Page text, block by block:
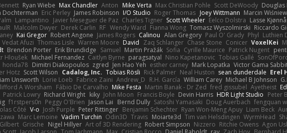
Ryan Wiebe Max Chandler Anton Mike Verta Max Christian Pohle Scott DeWoody Douglas
Dochterman Eric Perley James Robinson I/O Studio Roger Thomas Joey Wittmann Marcin
Lampantino Javier Meseguer de Paz Charles Tigner Scott Wheeler Eelco Dolstra Lasse
Malcolm Dwyer Derek Carlin RF Wendy Ward Fianna Wong Tomasz Wyszolmirski Riccardo
Kai Gregor Robert Angone James Rogers Calinou Alan Gregory Paul O' Grady Phyl Luthien
Vedat Afuzi Thomas Lisle Warren Moore David Zaq Schlanger Chase Stone Conicer VoxelKei
Brendon Porter Erik Brundidge Samuel Martin Pražák Sofia Cyrille Maurice Patrick Nugent
Hloušek Michael Fernandez Caitlyn Byrne paragsatyal Nino Kapetanovic Tobias Gallé
honda78 Dimitri Diakopoulos zgred Jen Hao Yeh esther carney Mark Lopatka Victor Gama
Hotz Scott Wilson Cadalog, Inc. Tobias Rösli Rick Palmer Neal Huston sean dunderdale Erel
Unsworth Lorie Loeb Fabrice Zaini Andrew_D R.H. García William Carey Michael B Johnson
A Worsham Fábio De Carvalho Mike Festa Martin Banak - Dr Zed fred gissubel Ayetheist
Patrick Lowry Richard Wright kiky John Moon Francis Boyle Devin Harris HDR Light Studio Peter
f1rstpers0n Peggy O'Brien Jason Lai Bernd Dully Satoshi Yamasaki Doug Auerbach fengquan
Côté V-o Josh Purple Peter Rittinger Benjamin Schechter Ryan Won-Meng Apuy Liam Beck
Marc Lemoine Vadim Turchin Odin3D Travis Moiarte3d Tim van Helsdingen WyrmHead
Grische Nigel Hillyer Art of 3D Rendering Robert Simpson Nizzero Ritchie Owens Agon